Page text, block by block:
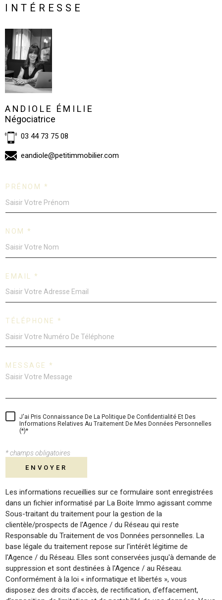
INTÉRESSE
ANDIOLE ÉMILIE
Négociatrice
03 44 73 75 08
eandiole@petitimmobilier.com
PRÉNOM *
NOM *
EMAIL *
TÉLÉPHONE *
MESSAGE *
J'ai Pris Connaissance De La Politique De Confidentialité Et Des
Informations Relatives Au Traitement De Mes Données Personnelles
(*)*
* champs obligatoires
ENVOYER
Les informations recueillies sur ce formulaire sont enregistrées
dans un fichier informatisé par La Boite Immo agissant comme
Sous-traitant du traitement pour la gestion de la
clientèle/prospects de l'Agence / du Réseau qui reste
Responsable du Traitement de vos Données personnelles. La
base légale du traitement repose sur l'intérêt légitime de
l'Agence / du Réseau. Elles sont conservées jusqu'à demande de
suppression et sont destinées à l'Agence / au Réseau.
Conformément à la loi « informatique et libertés », vous
disposez des droits d’accès, de rectification, d’effacement,